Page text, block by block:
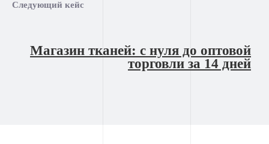
Следующий кейс
Магазин тканей: с нуля до оптовой
торговли за 14 дней